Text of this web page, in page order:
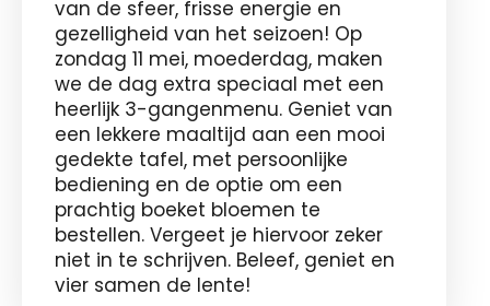
van de sfeer, frisse energie en
gezelligheid van het seizoen! Op
zondag 11 mei, moederdag, maken
we de dag extra speciaal met een
heerlijk 3-gangenmenu. Geniet van
een lekkere maaltijd aan een mooi
gedekte tafel, met persoonlijke
bediening en de optie om een
prachtig boeket bloemen te
bestellen. Vergeet je hiervoor zeker
niet in te schrijven. Beleef, geniet en
vier samen de lente!